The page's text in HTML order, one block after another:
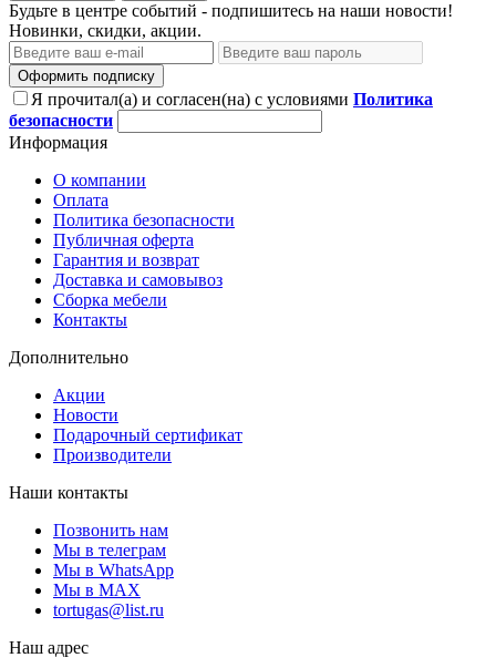
Будьте в центре событий - подпишитесь на наши новости!
Новинки, скидки, акции.
Оформить подписку
Я прочитал(а) и согласен(на) с условиями Политика
безопасности
Информация
О компании
Оплата
Политика безопасности
Публичная оферта
Гарантия и возврат
Доставка и самовывоз
Сборка мебели
Контакты
Дополнительно
Акции
Новости
Подарочный сертификат
Производители
Наши контакты
Позвонить нам
Мы в телеграм
Мы в WhatsApp
Мы в MAX
tortugas@list.ru
Наш адрес